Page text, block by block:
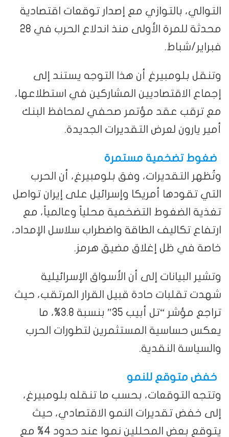
التوالي، بالتوازي مع إصدار توقعات اقتصادية
محدثة للمرة الأولى منذ اندلاع الحرب في 28
فبراير/شباط.
وتنقل بلومبيرغ أن هذا التوجه يستند إلى
إجماع الاقتصاديين المشاركين في استطلاعها،
مع ترقب عقد مؤتمر صحفي لمحافظ البنك
أمير يارون لعرض التقديرات الجديدة.
ضغوط تضخمية مستمرة
وتُظهر التقديرات، وفق بلومبيرغ، أن الحرب
التي تقودها أمريكا وإسرائيل على إيران تواصل
تغذية الضغوط التضخمية محلياً وعالمياً، مع
ارتفاع تكاليف الطاقة واضطراب سلاسل الإمداد،
خاصة في ظل إغلاق مضيق هرمز.
وتشير البيانات إلى أن الأسواق الإسرائيلية
شهدت تقلبات حادة قبيل القرار المرتقب، حيث
تراجع مؤشر “تل أبيب 35″ بنسبة 3.8%، ما
يعكس حساسية المستثمرين لتطورات الحرب
والسياسة النقدية.
خفض متوقع للنمو
وتتجه التوقعات، بحسب ما تنقله بلومبيرغ،
إلى خفض تقديرات النمو الاقتصادي، حيث
يتوقع بعض المحللين نموا عند حدود 4% مع